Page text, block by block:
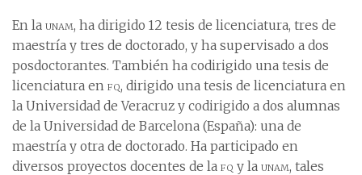
En la unam, ha dirigido 12 tesis de licenciatura, tres de
maestría y tres de doctorado, y ha supervisado a dos
posdoctorantes. También ha codirigido una tesis de
licenciatura en fq, dirigido una tesis de licenciatura en
la Universidad de Veracruz y codirigido a dos alumnas
de la Universidad de Barcelona (España): una de
maestría y otra de doctorado. Ha participado en
diversos proyectos docentes de la fq y la unam, tales